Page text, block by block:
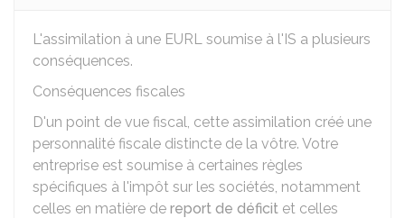
L'assimilation à une EURL soumise à l'IS a plusieurs
conséquences.
Conséquences fiscales
D'un point de vue fiscal, cette assimilation créé une
personnalité fiscale distincte de la vôtre. Votre
entreprise est soumise à certaines règles
spécifiques à l'impôt sur les sociétés, notamment
celles en matière de report de déficit et celles